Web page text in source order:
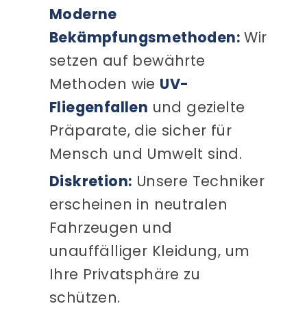
Moderne
Bekämpfungsmethoden: Wir
setzen auf bewährte
Methoden wie UV-
Fliegenfallen und gezielte
Präparate, die sicher für
Mensch und Umwelt sind.
Diskretion: Unsere Techniker
erscheinen in neutralen
Fahrzeugen und
unauffälliger Kleidung, um
Ihre Privatsphäre zu
schützen.